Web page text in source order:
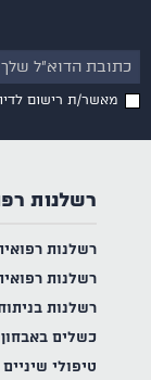
מאשר/ת רישום
רשלנות
רשלנות
רשלנות
רשלנות
כשלים באבחון
טיפולי שיניים